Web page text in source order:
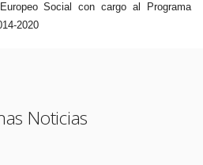
Social con cargo al Programa
2020
Noticias